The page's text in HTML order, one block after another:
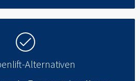
Alternativen